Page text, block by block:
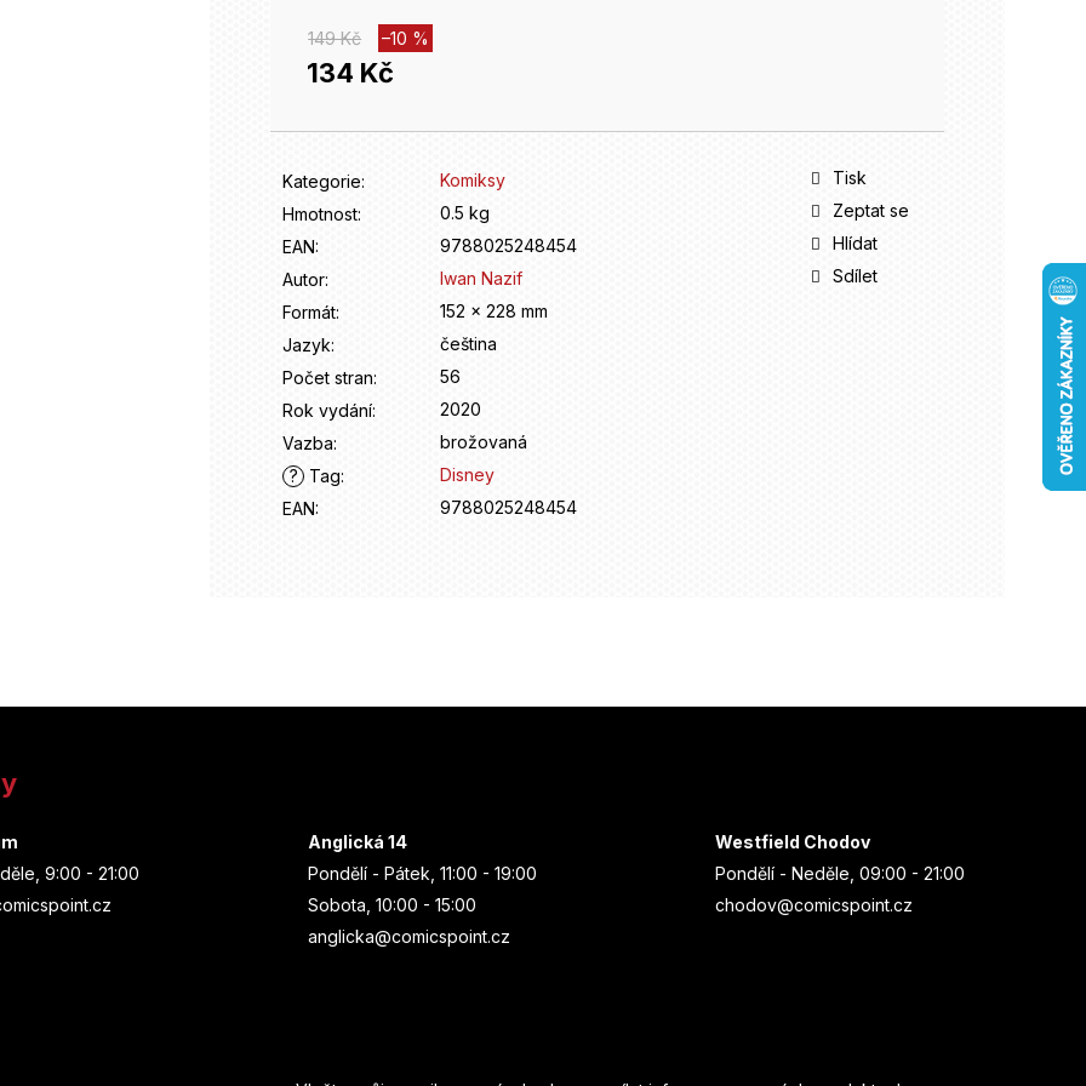
149 Kč –10 %
134 Kč
Měrná
Kategorie:
Komiksy
Hmotnost:
0.5 kg
EAN:
9788025248454
Autor:
Iwan Nazif
Formát:
152 x 228 mm
Jazyk:
čeština
Počet stran:
56
Rok vydání:
2020
Vazba:
brožovaná
?
Tag:
Disney
EAN: 9788025248454
Tisk
Zeptat se
Hlídat
Sdílet
9:00 - 21:00
Anglická 14
Pondělí - Pátek, 11:00 - 19:00
Sobota, 10:00 - 15:00
anglicka@comicspoint.cz
Westfield Chodov
Pondělí - Neděle, 09:00 - 21:00
chodov@comicspoint.cz